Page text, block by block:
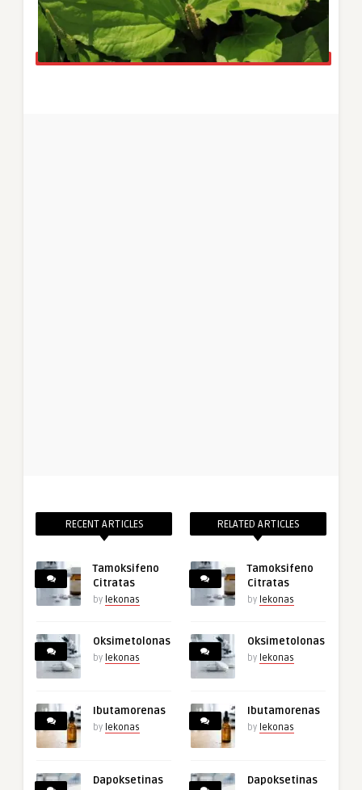
RECENT ARTICLES
Tamoksifeno
Citratas
by lekonas
Oksimetolonas
by lekonas
Ibutamorenas
by lekonas
Dapoksetinas
RELATED ARTICLES
Tamoksifeno
Citratas
by lekonas
Oksimetolonas
by lekonas
Ibutamorenas
by lekonas
Dapoksetinas